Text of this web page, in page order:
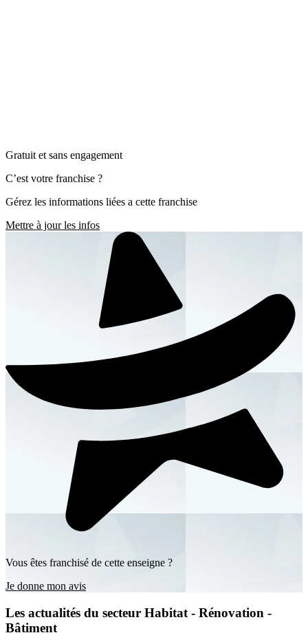
Gratuit et sans engagement
C’est votre franchise ?
Gérez les informations liées a cette franchise
Mettre à jour les infos
Vous êtes franchisé de cette enseigne ?
Je donne mon avis
Les actualités du secteur Habitat - Rénovation -
Bâtiment